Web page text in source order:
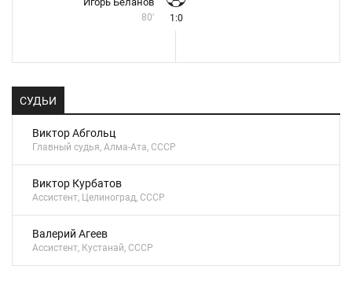
80' 1:0
СУДЬИ
Виктор Абгольц
Главный судья, Алма-Ата, СССР
Виктор Курбатов
Ассистент, Целиноград, СССР
Валерий Агеев
Ассистент, Кустанай, СССР